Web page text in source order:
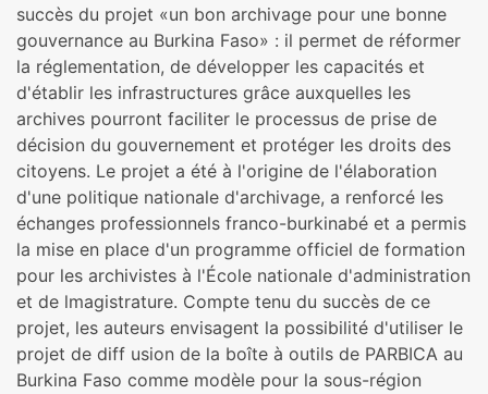
succès du projet «un bon archivage pour une bonne
gouvernance au Burkina Faso» : il permet de réformer
la réglementation, de développer les capacités et
d'établir les infrastructures grâce auxquelles les
archives pourront faciliter le processus de prise de
décision du gouvernement et protéger les droits des
citoyens. Le projet a été à l'origine de l'élaboration
d'une politique nationale d'archivage, a renforcé les
échanges professionnels franco-burkinabé et a permis
la mise en place d'un programme officiel de formation
pour les archivistes à l'École nationale d'administration
et de lmagistrature. Compte tenu du succès de ce
projet, les auteurs envisagent la possibilité d'utiliser le
projet de diff usion de la boîte à outils de PARBICA au
Burkina Faso comme modèle pour la sous-région